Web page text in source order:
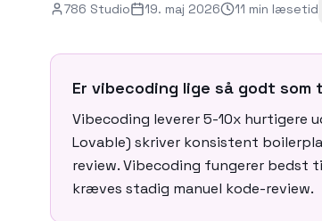
786 Studio 19. maj 2026 11 min læsetid
Er vibecoding lige så godt
Vibecoding leverer 5-10x hurtigere
Lovable) skriver konsistent
review. Vibecoding fungerer bedst
kræves stadig manuel kode-review.